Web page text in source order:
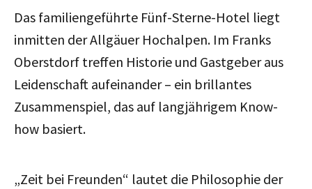
Das familiengeführte Fünf-Sterne-Hotel liegt
inmitten der Allgäuer Hochalpen. Im Franks
Oberstdorf treffen Historie und Gastgeber aus
Leidenschaft aufeinander – ein brillantes
Zusammenspiel, das auf langjährigem Know-
how basiert.
„Zeit bei Freunden“ lautet die Philosophie der